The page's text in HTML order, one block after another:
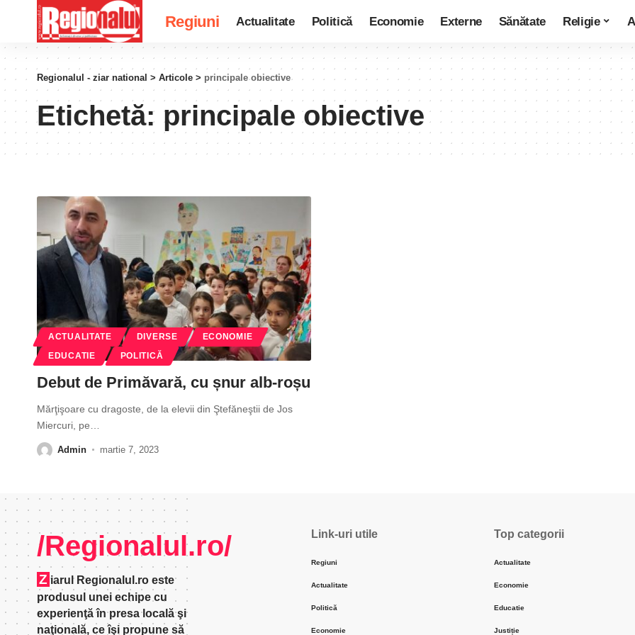
Regiuni Actualitate Politică Economie Externe Sănătate Religie
Regionalul - ziar national > Articole > principale obiective
Etichetă: principale obiective
ACTUALITATE DIVERSE ECONOMIE
EDUCATIE POLITICĂ
Debut de Primăvară, cu șnur alb-roșu
Mărţişoare cu dragoste, de la elevii din Ştefăneştii de Jos
Miercuri, pe
Admin martie 7, 2023
/Regionalul.ro/
Z iarul Regionalul.ro este
produsul unei echipe cu
experienţă în presa locală şi
naţională, ce îşi propune să
Link-uri utile
Regiuni
Actualitate
Politică
Economie
Top categorii
Actualitate
Economie
Educatie
Justiție